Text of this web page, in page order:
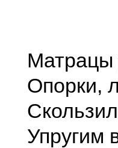
Матрацы
Опорки,
Упругим